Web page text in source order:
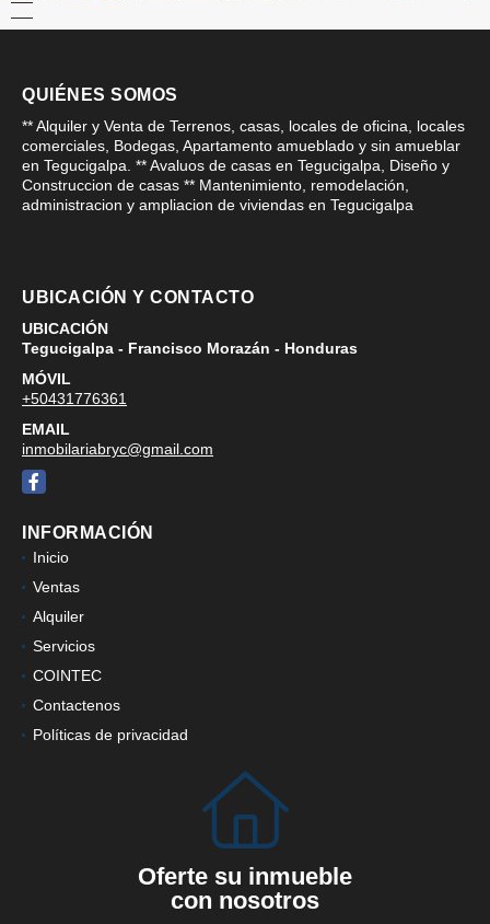
QUIÉNES SOMOS
** Alquiler y Venta de Terrenos, casas, locales de oficina, locales
comerciales, Bodegas, Apartamento amueblado y sin amueblar
en Tegucigalpa. ** Avaluos de casas en Tegucigalpa, Diseño y
Construccion de casas ** Mantenimiento, remodelación,
administracion y ampliacion de viviendas en Tegucigalpa
UBICACIÓN Y CONTACTO
UBICACIÓN
Tegucigalpa - Francisco Morazán - Honduras
MÓVIL
+50431776361
EMAIL
inmobilariabryc@gmail.com
Facebook
INFORMACIÓN
Inicio
Ventas
Alquiler
Servicios
COINTEC
Contactenos
Políticas de privacidad
Oferte su inmueble
con nosotros